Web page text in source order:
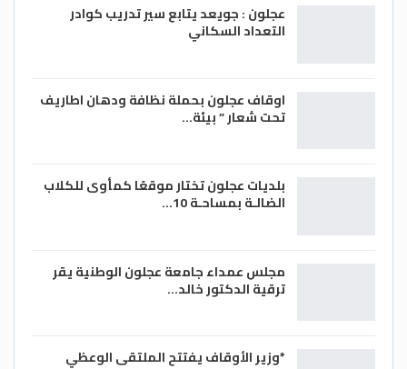
عجلون : جويعد يتابع سير تدريب كوادر
التعداد السكاني
اوقاف عجلون بحملة نظافة ودهان اطاريف
تحت شعار ” بيئة…
بلديات عجلون تختار موقعًا كمأوى للكلاب
الضالـة بمساحـة 10…
مجلس عمداء جامعة عجلون الوطنية يقر
ترقية الدكتور خالد…
*وزير الأوقاف يفتتح الملتقى الوعظي